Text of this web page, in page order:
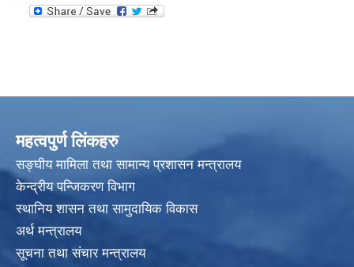
महत्वपुर्ण लिंकहरु
सङ्घीय मामिला तथा सामान्य प्रशासन मन्त्रालय
केन्द्रीय पन्जिकरण विभाग
स्थानिय शासन तथा सामुदायिक विकास
अर्थ मन्त्रालय
सूचना तथा संचार मन्त्रालय